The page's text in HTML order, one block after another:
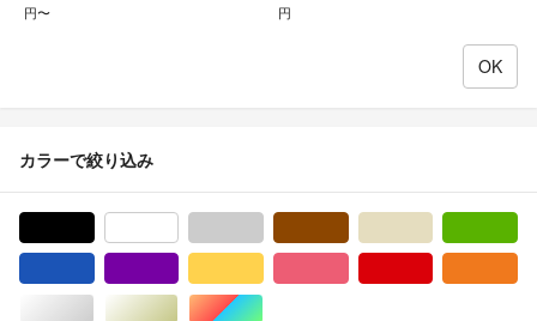
円〜 円
カラーで絞り込み
シルバー/銀色系ゴールド/金色系マルチカラー